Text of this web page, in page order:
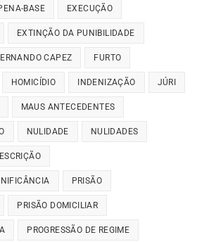
BASE EXECUÇÃO
EXTINÇÃO DA PUNIBILIDADE
CAPEZ FURTO
HOMICÍDIO INDENIZAÇÃO JÚRI
MAUS ANTECEDENTES
NULIDADE NULIDADES
PRISÃO
PRISÃO DOMICILIAR
PROGRESSÃO DE REGIME